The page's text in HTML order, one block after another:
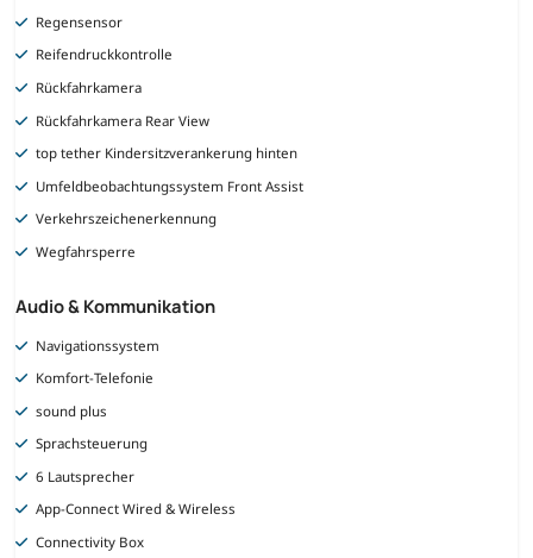
Regensensor
Reifendruckkontrolle
Rückfahrkamera
Rückfahrkamera Rear View
top tether Kindersitzverankerung hinten
Umfeldbeobachtungssystem Front Assist
Verkehrszeichenerkennung
Wegfahrsperre
Audio & Kommunikation
Navigationssystem
Komfort-Telefonie
sound plus
Sprachsteuerung
6 Lautsprecher
App-Connect Wired & Wireless
Connectivity Box